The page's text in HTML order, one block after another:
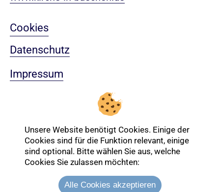
Cookies
Datenschutz
Impressum
Nach oben
Login-Bereich
Unsere Website benötigt Cookies. Einige der
Cookies sind für die Funktion relevant, einige
sind optional. Bitte wählen Sie aus, welche
Cookies Sie zulassen möchten:
Alle Cookies akzeptieren